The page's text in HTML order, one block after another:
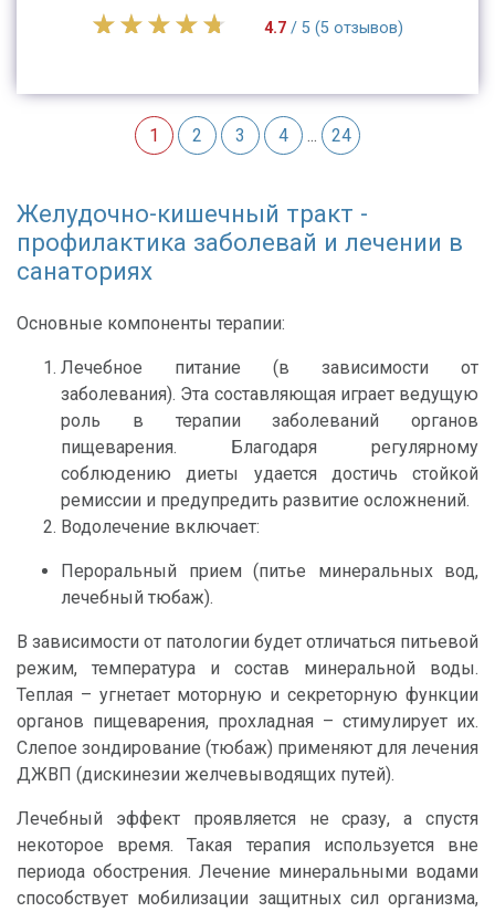
4.7/ 5 (5 отзывов)
1 2 3 4 ... 24
Желудочно-кишечный тракт -
профилактика заболевай и лечении в
санаториях
Основные компоненты терапии:
Лечебное питание (в зависимости от
заболевания). Эта составляющая играет ведущую
роль в терапии заболеваний органов
пищеварения. Благодаря регулярному
соблюдению диеты удается достичь стойкой
ремиссии и предупредить развитие осложнений.
Водолечение включает:
Пероральный прием (питье минеральных вод,
лечебный тюбаж).
В зависимости от патологии будет отличаться питьевой
режим, температура и состав минеральной воды.
Теплая – угнетает моторную и секреторную функции
органов пищеварения, прохладная – стимулирует их.
Слепое зондирование (тюбаж) применяют для лечения
ДЖВП (дискинезии желчевыводящих путей).
Лечебный эффект проявляется не сразу, а спустя
некоторое время. Такая терапия используется вне
периода обострения. Лечение минеральными водами
способствует мобилизации защитных сил организма,